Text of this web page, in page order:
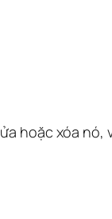
hoặc xóa